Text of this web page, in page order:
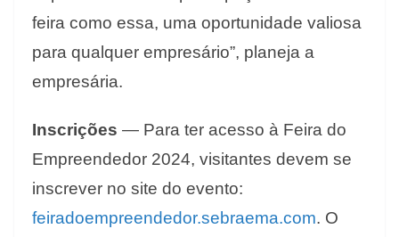
feira como essa, uma oportunidade valiosa
para qualquer empresário”, planeja a
empresária.
Inscrições — Para ter acesso à Feira do
Empreendedor 2024, visitantes devem se
inscrever no site do evento:
feiradoempreendedor.sebraema.com. O